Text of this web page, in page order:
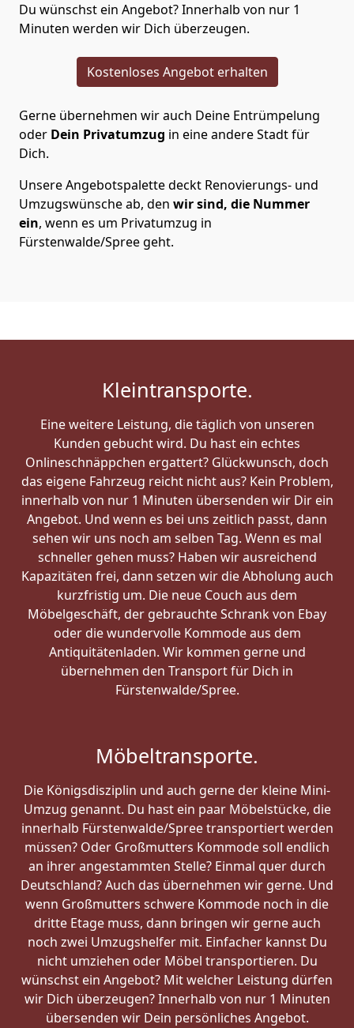
Du wünschst ein Angebot? Innerhalb von nur 1
Minuten werden wir Dich überzeugen.
Kostenloses Angebot erhalten
Gerne übernehmen wir auch Deine Entrümpelung
oder Dein Privatumzug in eine andere Stadt für
Dich.
Unsere Angebotspalette deckt Renovierungs- und
Umzugswünsche ab, den wir sind, die Nummer
ein, wenn es um Privatumzug in
Fürstenwalde/Spree geht.
Kleintransporte.
Eine weitere Leistung, die täglich von unseren
Kunden gebucht wird. Du hast ein echtes
Onlineschnäppchen ergattert? Glückwunsch, doch
das eigene Fahrzeug reicht nicht aus? Kein Problem,
innerhalb von nur 1 Minuten übersenden wir Dir ein
Angebot. Und wenn es bei uns zeitlich passt, dann
sehen wir uns noch am selben Tag. Wenn es mal
schneller gehen muss? Haben wir ausreichend
Kapazitäten frei, dann setzen wir die Abholung auch
kurzfristig um. Die neue Couch aus dem
Möbelgeschäft, der gebrauchte Schrank von Ebay
oder die wundervolle Kommode aus dem
Antiquitätenladen. Wir kommen gerne und
übernehmen den Transport für Dich in
Fürstenwalde/Spree.
Möbeltransporte.
Die Königsdisziplin und auch gerne der kleine Mini-
Umzug genannt. Du hast ein paar Möbelstücke, die
innerhalb Fürstenwalde/Spree transportiert werden
müssen? Oder Großmutters Kommode soll endlich
an ihrer angestammten Stelle? Einmal quer durch
Deutschland? Auch das übernehmen wir gerne. Und
wenn Großmutters schwere Kommode noch in die
dritte Etage muss, dann bringen wir gerne auch
noch zwei Umzugshelfer mit. Einfacher kannst Du
nicht umziehen oder Möbel transportieren. Du
wünschst ein Angebot? Mit welcher Leistung dürfen
wir Dich überzeugen? Innerhalb von nur 1 Minuten
übersenden wir Dein persönliches Angebot.